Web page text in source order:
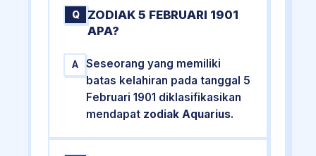
Q
ZODIAK 5 FEBRUARI 1901
APA?
A
Seseorang yang memiliki
batas kelahiran pada tanggal 5
Februari 1901 diklasifikasikan
mendapat zodiak Aquarius.